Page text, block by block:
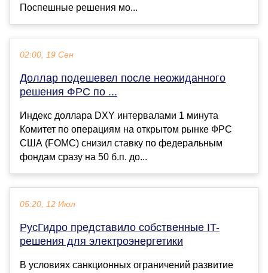
Поспешные решения мо...
02:00, 19 Сен
Доллар подешевел после неожиданного
решения ФРС по ...
Индекс доллара DXY интервалами 1 минута
Комитет по операциям на открытом рынке ФРС
США (FOMC) снизил ставку по федеральным
фондам сразу на 50 б.п. до...
05:20, 12 Июл
РусГидро представило собственные IT-
решения для электроэнергетики
В условиях санкционных ограничений развитие